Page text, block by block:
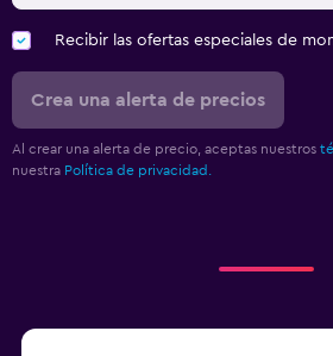
Recibir las ofertas especiales de
Crea una alerta de precios
Al crear una alerta de precio, aceptas nuestros
nuestra Política de privacidad.